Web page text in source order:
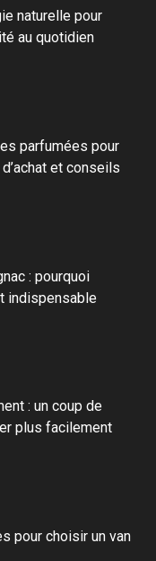
naturelle pour
au quotidien
parfumées pour
et conseils
: pourquoi
indispensable
: un coup de
plus facilement
pour choisir un van